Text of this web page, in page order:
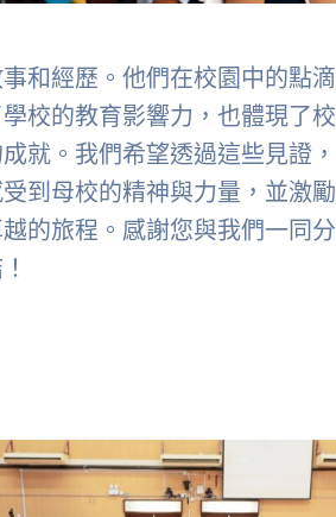
和經歷。他們在校園中的點滴
校的教育影響力，也體現了校
就。我們希望透過這些見證，
到母校的精神與力量，並激勵
的旅程。感謝您與我們一同分